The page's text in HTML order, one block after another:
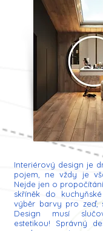
Interiérový design je
pojem, ne vždy je
Nejde jen o
skříněk do
výběr barvy pro zeď,
Design musí
estetikou! Správný